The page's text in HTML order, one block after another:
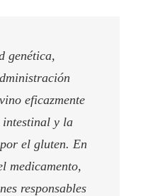
genética,
eficazmente
intestinal y la
el gluten. En
medicamento,
responsables